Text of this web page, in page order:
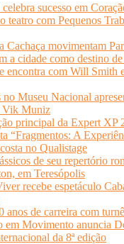
sucesso em
teatro com Pequenos
Cachaça movimentam
a cidade como destino
encontra com Will Smith
Museu Nacional
Vik Muniz
principal da Expert XP
“Fragmentos: A
no Qualistage
de seu repertório
em Teresópolis
recebe espetáculo
anos de carreira com
em Movimento anuncia
da 8ª edição